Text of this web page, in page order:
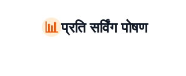
📊प्रति सर्विंग पोषण